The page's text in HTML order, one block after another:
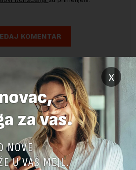
x
za vas.
NOVE
U VAŠ MEJL.